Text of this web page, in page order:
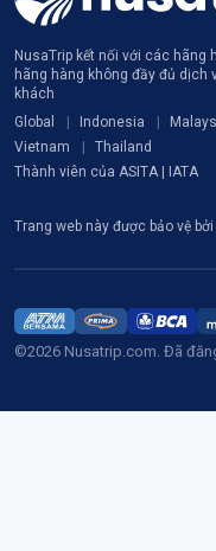
NusaTrip kết nối với các hãng
hãng hàng không đầy đủ dịch
khách
Global
Indonesia
Vietnam
Thailand
Thành viên của ASITA | IATA
Trang web này được bảo vệ
©2026 Nusatrip.com. Đã